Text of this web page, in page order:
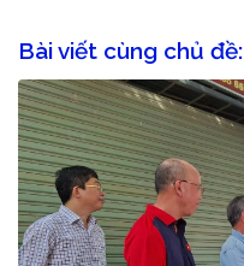
Bài viết cùng chủ đề: